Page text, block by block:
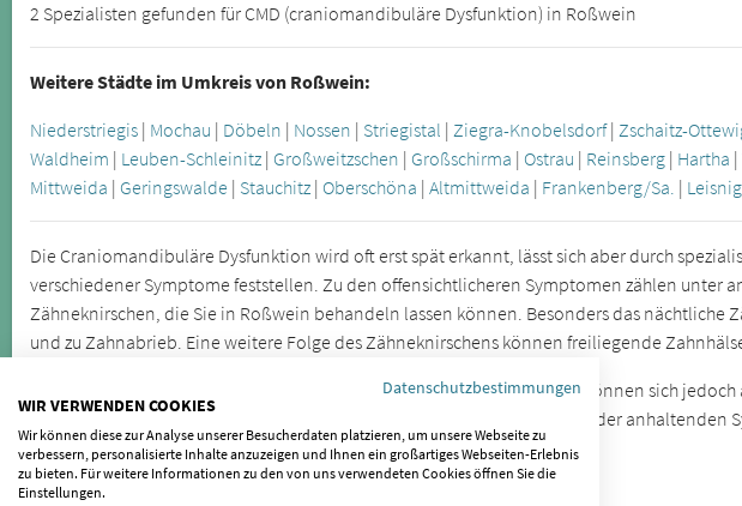
2 Spezialisten gefunden für CMD (craniomandibuläre Dysfunktion) in Roßwein
Weitere Städte im Umkreis von Roßwein:
Niederstriegis | Mochau | Döbeln | Nossen | Striegistal |Ziegra-Knobelsdorf|Zschaitz-
Waldheim | Leuben-Schleinitz | Großweitzschen | Großschirma | Ostrau | Reinsberg | Hartha |
Mittweida | Geringswalde | Stauchitz | Oberschöna |Altmittweida | Frankenberg/Sa. | Leisnig
Die Craniomandibuläre Dysfunktion wird oft erst spät erkannt, lässt sich aber durch
verschiedener Symptome feststellen. Zu den offensichtlicheren Symptomen zählen unter
Zähneknirschen, die Sie in Roßwein behandeln lassen können. Besonders das nächtliche
und zu Zahnabrieb. Eine weitere Folge des Zähneknirschens können freiliegende
Kieferfehlstellungen sind die Ursache für Kiefergelenkbeschwerden, sie können sich
Körperregionen auswirken. Lassen Sie sich daher bei wiederkehrenden oder anhaltenden
CMD untersuchen.
Datenschutzbestimmungen
WIR VERWENDEN COOKIES
Wir können diese zur Analyse unserer Besucherdaten platzieren, um unsere Webseite zu
verbessern, personalisierte Inhalte anzuzeigen und Ihnen ein großartiges Webseiten-Erlebnis
zu bieten. Für weitere Informationen zu den von uns verwendeten Cookies öffnen Sie die
Einstellungen.